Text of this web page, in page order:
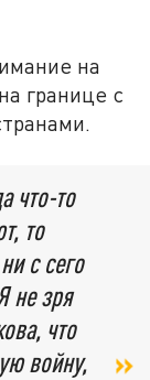
на
границе с
что-то
то
с сего
не зря
что
войну,